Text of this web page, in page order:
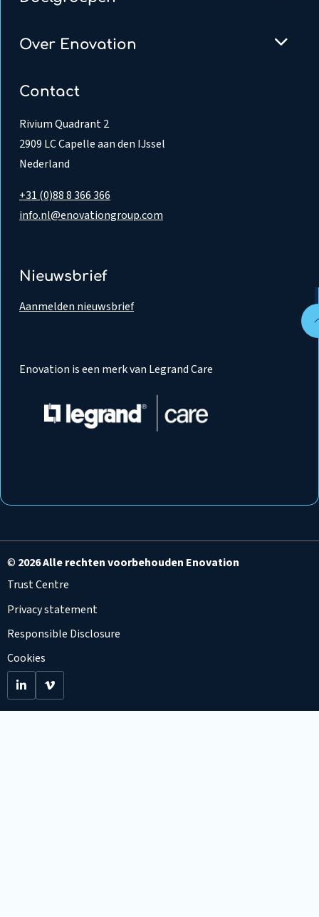
Over Enovation
Contact
Rivium Quadrant 2
2909 LC Capelle aan den IJssel
Nederland
+31 (0)88 8 366 366
info.nl@enovationgroup.com
Nieuwsbrief
Aanmelden nieuwsbrief
Enovation is een merk van Legrand Care
© 2026 Alle rechten voorbehouden Enovation
Trust Centre
Privacy statement
Responsible Disclosure
Cookies
Go
to
Go
to